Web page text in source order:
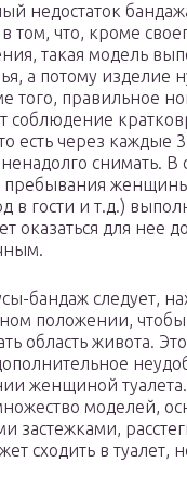
недостаток
том, что, кроме
такая модель
а потому изделие
того, правильное
соблюдение
есть через каждые
снимать. В
пребывания
в гости и т.д.)
оказаться для нее
бандаж следует,
положении,
область живота.
женщиной
моделей,
застежками,
сходить в туалет,